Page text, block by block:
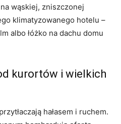
wąskiej, zniszczonej
klimatyzowanego hotelu –
albo łóżko na dachu domu
kurortów i wielkich
hałasem i ruchem.